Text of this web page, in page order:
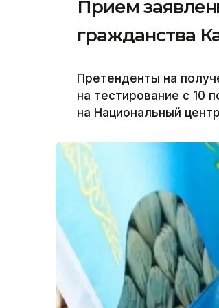
Прием
гражданства
Претенденты на
на тестирование с 10
на Национальный